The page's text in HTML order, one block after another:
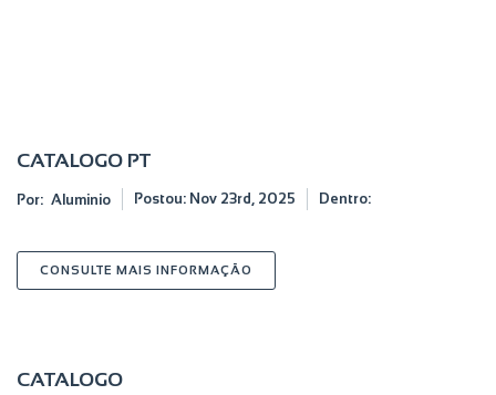
CATALOGO PT
Por: Aluminio Postou: Nov 23rd, 2025 Dentro:
CONSULTE MAIS INFORMAÇÃO
CATALOGO